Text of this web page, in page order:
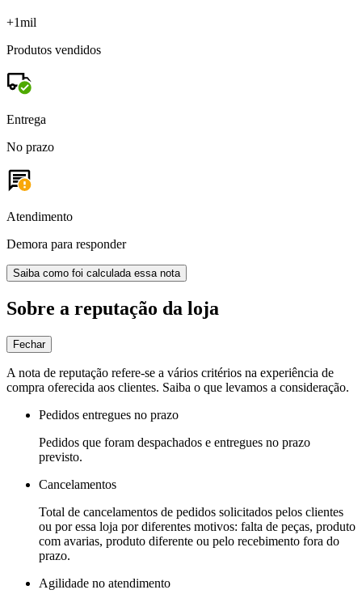
+1mil
Produtos vendidos
Entrega
No prazo
Atendimento
Demora para responder
Saiba como foi calculada essa nota
Sobre a reputação da loja
Fechar
A nota de reputação refere-se a vários critérios na experiência de
compra oferecida aos clientes. Saiba o que levamos a consideração.
Pedidos entregues no prazo
Pedidos que foram despachados e entregues no prazo
previsto.
Cancelamentos
Total de cancelamentos de pedidos solicitados pelos clientes
ou por essa loja por diferentes motivos: falta de peças, produto
com avarias, produto diferente ou pelo recebimento fora do
prazo.
Agilidade no atendimento